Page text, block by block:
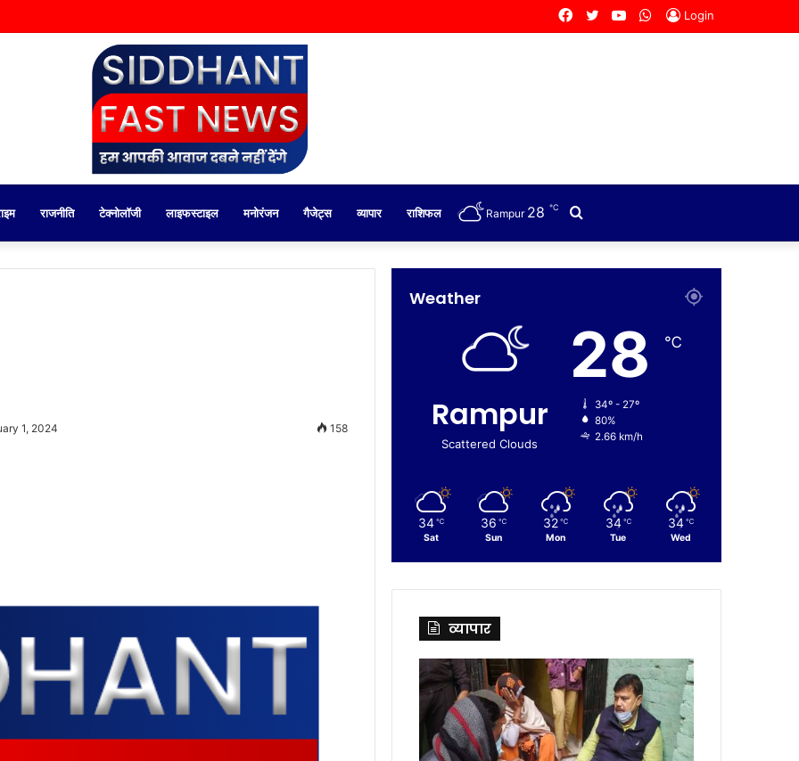
Login
WhatsApp
YouTube
Twitter
Facebook
राजनीति टेक्नोलॉजी लाइफस्टाइल मनोरंजन गैजेट्स व्यापार राशिफल
for
Rampur 28 ℃
1, 2024 158
Weather
Rampur
Scattered Clouds
28 ℃
34º - 27º
80%
2.66 km/h
34 ℃
Sat
36 ℃
Sun
32 ℃
Mon
34 ℃
Tue
34 ℃
Wed
व्यापार